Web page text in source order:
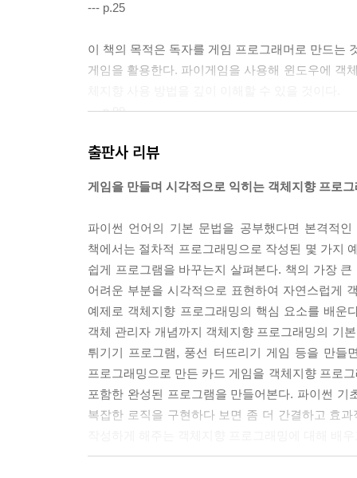
--- p.25
이 책의 목적은 독자를 게임 프로그래머로 만드는
게임을 활용한다. 파이게임을 사용해 윈도우에 객
--- p.99
OOP의 세 가지 주요 개념 중 첫 번째로 살펴볼
태 및 내부 작동 방식의 세부 사항에 담은 모든 코
다양한 조명을 제어하는 스위치 더미로 가득 찬
구로 구성됐다. 모든 스위치를 위로 올리면 모든
만들지만 사용자가 작동시키는 방법은 ‘스위치를
--- p.204
플레이어는 윈도우 상단에서 출현하는 빨간 악당
당은 소멸한다. 이때 플레이어는 점수를 획득한
끝이 난다. 가끔 초록 보상이 무작위로 등장해 수
출판사 리뷰
게임을 만들며 시각적으로 익히는 객체지향 프로
파이썬 언어의 기본 문법을 공부했다면 본격적
책에서는 절차적 프로그래밍으로 작성된 몇 가지
쉽게 프로그램을 바꾸는지 살펴본다. 책의 가장
어려운 부분을 시각적으로 표현하여 자연스럽게
예제로 객체지향 프로그래밍의 핵심 요소를 배운
객체 관리자 개념까지 객체지향 프로그래밍의 기
튀기기 프로그램, 풍선 터뜨리기 게임 등을 만들
프로그래밍으로 만든 카드 게임을 객체지향 프로
포함한 완성된 프로그램을 만들어본다. 파이썬
복잡한 로직을 구현하다 보면 좀 더 간결하고 효